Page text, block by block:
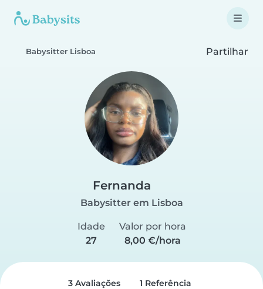
Babysitter Lisboa Partilhar
Fernanda
Babysitter em Lisboa
Idade
27
Valor por hora
8,00 €/hora
3 Avaliações 1 Referência